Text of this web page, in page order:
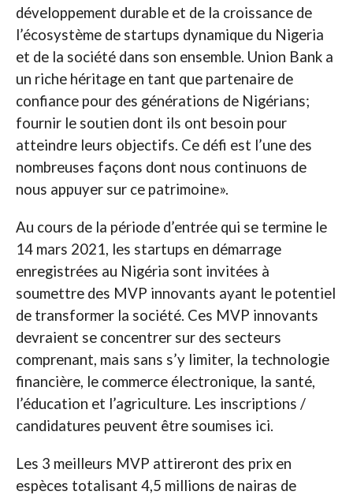
développement durable et de la croissance de
l’écosystème de startups dynamique du Nigeria
et de la société dans son ensemble. Union Bank a
un riche héritage en tant que partenaire de
confiance pour des générations de Nigérians;
fournir le soutien dont ils ont besoin pour
atteindre leurs objectifs. Ce défi est l’une des
nombreuses façons dont nous continuons de
nous appuyer sur ce patrimoine».
Au cours de la période d’entrée qui se termine le
14 mars 2021, les startups en démarrage
enregistrées au Nigéria sont invitées à
soumettre des MVP innovants ayant le potentiel
de transformer la société. Ces MVP innovants
devraient se concentrer sur des secteurs
comprenant, mais sans s’y limiter, la technologie
financière, le commerce électronique, la santé,
l’éducation et l’agriculture. Les inscriptions /
candidatures peuvent être soumises ici.
Les 3 meilleurs MVP attireront des prix en
espèces totalisant 4,5 millions de nairas de